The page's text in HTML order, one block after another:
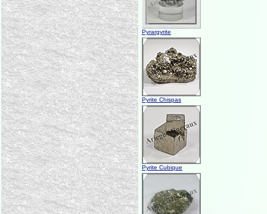
Pyrargyrite
Pyrite Chispas
Pyrite Cubique